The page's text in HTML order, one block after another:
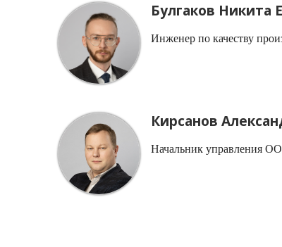
Булгаков Никита
Инженер по качеству
Кирсанов
Начальник